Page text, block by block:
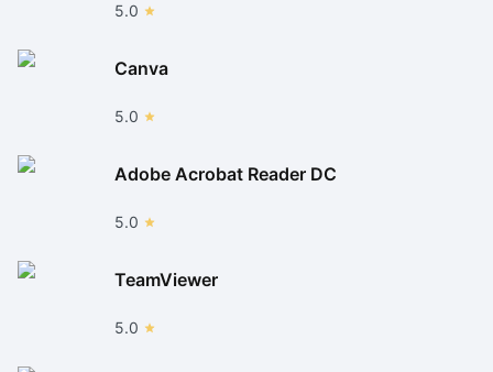
5.0
Canva
5.0
Adobe Acrobat Reader DC
5.0
TeamViewer
5.0